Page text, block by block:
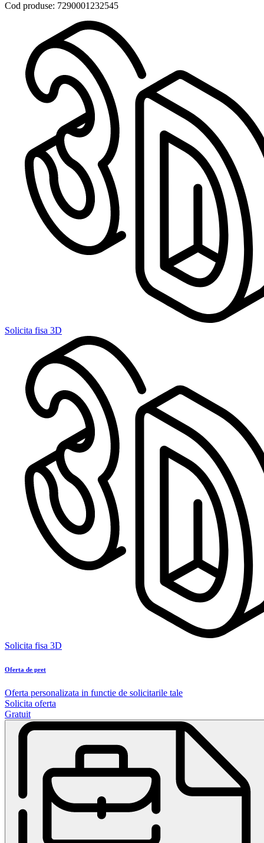
Cod produse: 7290001232545
Solicita fisa 3D
Solicita fisa 3D
Oferta de pret
Oferta personalizata in functie de solicitarile tale
Solicita oferta
Gratuit